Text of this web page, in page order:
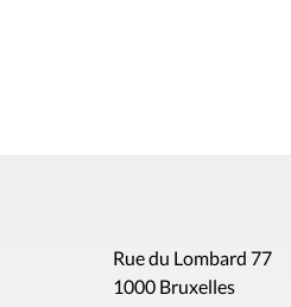
Rue du Lombard 77
1000 Bruxelles